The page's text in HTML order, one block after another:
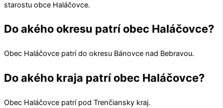
starostu obce Haláčovce.
Do akého okresu patrí obec Haláčovce?
Obec Haláčovce patrí do okresu Bánovce nad Bebravou.
Do akého kraja patrí obec Haláčovce?
Obec Haláčovce patrí pod Trenčiansky kraj.